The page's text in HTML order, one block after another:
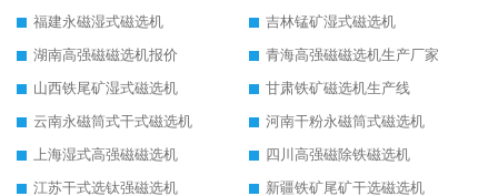
福建永磁湿式磁选机
吉林锰矿湿式磁选机
湖南高强磁磁选机报价
青海高强磁磁选机生产厂家
山西铁尾矿湿式磁选机
甘肃铁矿磁选机生产线
云南永磁筒式干式磁选机
河南干粉永磁筒式磁选机
上海湿式高强磁磁选机
四川高强磁除铁磁选机
江苏干式选钛强磁选机
新疆铁矿尾矿干选磁选机